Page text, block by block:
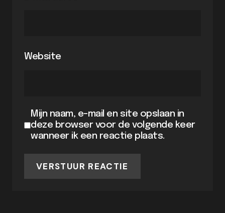
Website
Mijn naam, e-mail en site opslaan in
deze browser voor de volgende keer
wanneer ik een reactie plaats.
VERSTUUR REACTIE